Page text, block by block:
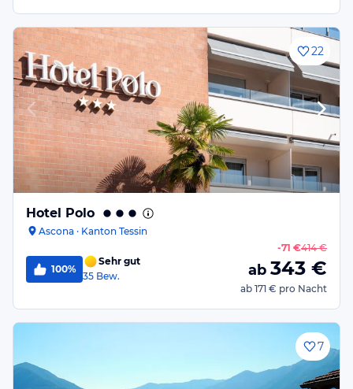
22
Hotel Polo
Ascona · Kanton Tessin
100%
Sehr gut
35 Bew.
-71 €414 €
ab 343 €
ab 171 € pro Nacht
7